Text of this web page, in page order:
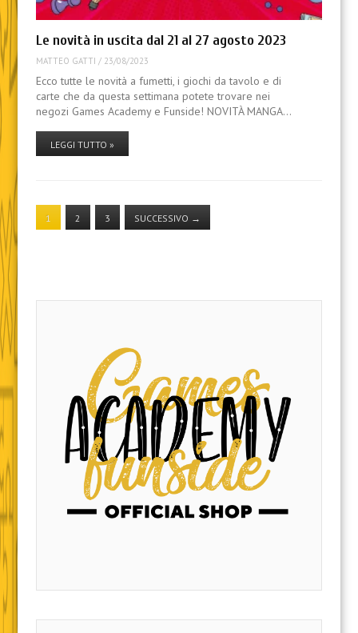
Le novità in uscita dal 21 al 27 agosto 2023
MATTEO GATTI / 23/08/2023
Ecco tutte le novità a fumetti, i giochi da tavolo e di
carte che da questa settimana potete trovare nei
negozi Games Academy e Funside! NOVITÀ MANGA…
LEGGI TUTTO »
1 2 3 SUCCESSIVO →